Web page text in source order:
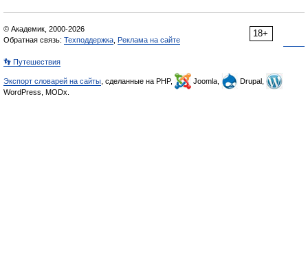
18+
© Академик, 2000-2026
Обратная связь: Техподдержка Реклама на сайте
👣 Путешествия
Экспорт словарей на сайты , сделанные на PHP, Joomla,
Drupal,
WordPress, MODx.